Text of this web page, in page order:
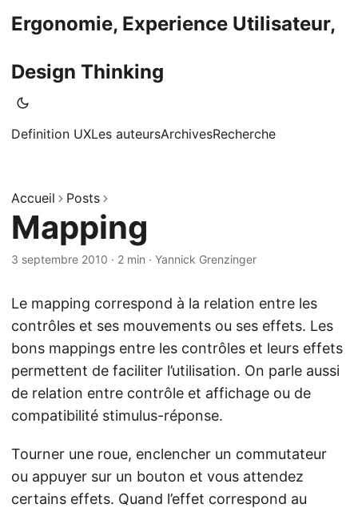
Ergonomie, Experience Utilisateur,
Design Thinking
Definition UXLes auteursArchivesRecherche
Accueil Posts
Mapping
3 septembre 2010 · 2 min · Yannick Grenzinger
Le mapping correspond à la relation entre les
contrôles et ses mouvements ou ses effets. Les
bons mappings entre les contrôles et leurs effets
permettent de faciliter l’utilisation. On parle aussi
de relation entre contrôle et affichage ou de
compatibilité stimulus-réponse.
Tourner une roue, enclencher un commutateur
ou appuyer sur un bouton et vous attendez
certains effets. Quand l’effet correspond au